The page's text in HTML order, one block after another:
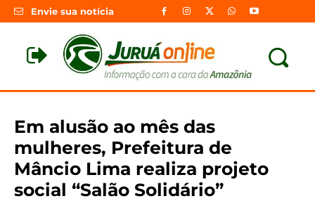
Envie sua notícia
Em alusão ao mês das
mulheres, Prefeitura de
Mâncio Lima realiza projeto
social “Salão Solidário”